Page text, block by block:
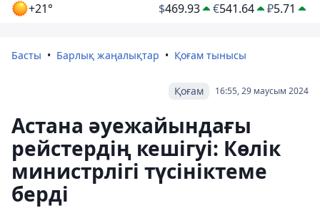
+21° $469.93 €541.64 ₽5.71
Басты Барлық жаңалықтар Қоғам тынысы
16:55, 29 маусым 2024
Қоғам
Астана әуежайындағы
рейстердің кешігуі: Көлік
министрлігі түсініктеме
берді